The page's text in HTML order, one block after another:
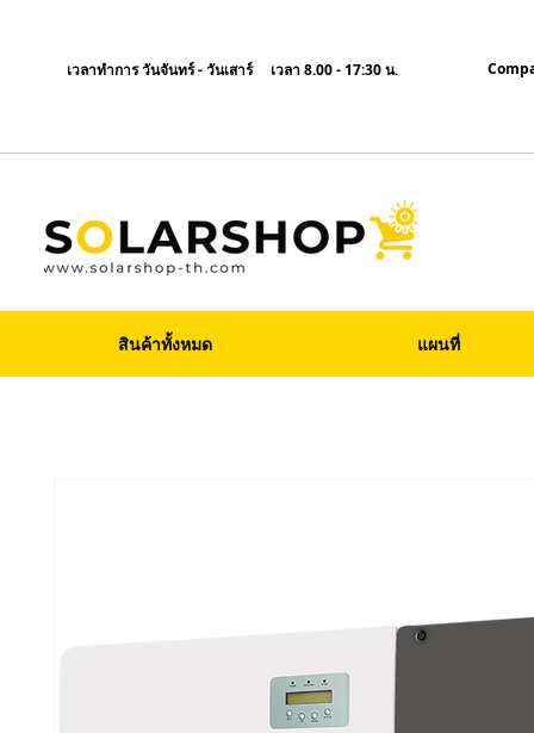
เวลาทำการ วันจันทร์ - วันเสาร์ เวลา 8.00 - 17:30 น.
สินค้าทั้งหมด แผนที่